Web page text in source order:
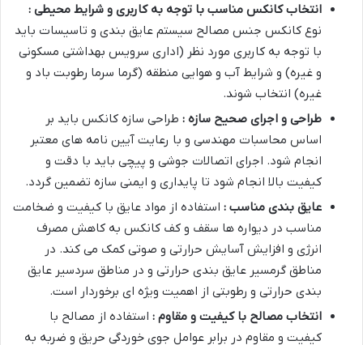
انتخاب کانکس مناسب با توجه به کاربری و شرایط محیطی :
نوع کانکس جنس مصالح سیستم عایق بندی و تاسیسات باید
با توجه به کاربری مورد نظر (اداری سرویس بهداشتی مسکونی
و غیره) و شرایط آب و هوایی منطقه (گرما سرما رطوبت باد و
غیره) انتخاب شوند.
طراحی و اجرای صحیح سازه : طراحی سازه کانکس باید بر
اساس محاسبات مهندسی و با رعایت آیین نامه های معتبر
انجام شود. اجرای اتصالات جوشی و پیچی باید با دقت و
کیفیت بالا انجام شود تا پایداری و ایمنی سازه تضمین گردد.
عایق بندی مناسب : استفاده از مواد عایق با کیفیت و ضخامت
مناسب در دیواره ها سقف و کف کانکس به کاهش مصرف
انرژی و افزایش آسایش حرارتی و صوتی کمک می کند. در
مناطق گرمسیر عایق بندی حرارتی و در مناطق سردسیر عایق
بندی حرارتی و رطوبتی از اهمیت ویژه ای برخوردار است.
انتخاب مصالح با کیفیت و مقاوم : استفاده از مصالح با
کیفیت و مقاوم در برابر عوامل جوی خوردگی حریق و ضربه به